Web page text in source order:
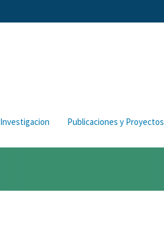
Investigacion Publicaciones y Proyectos